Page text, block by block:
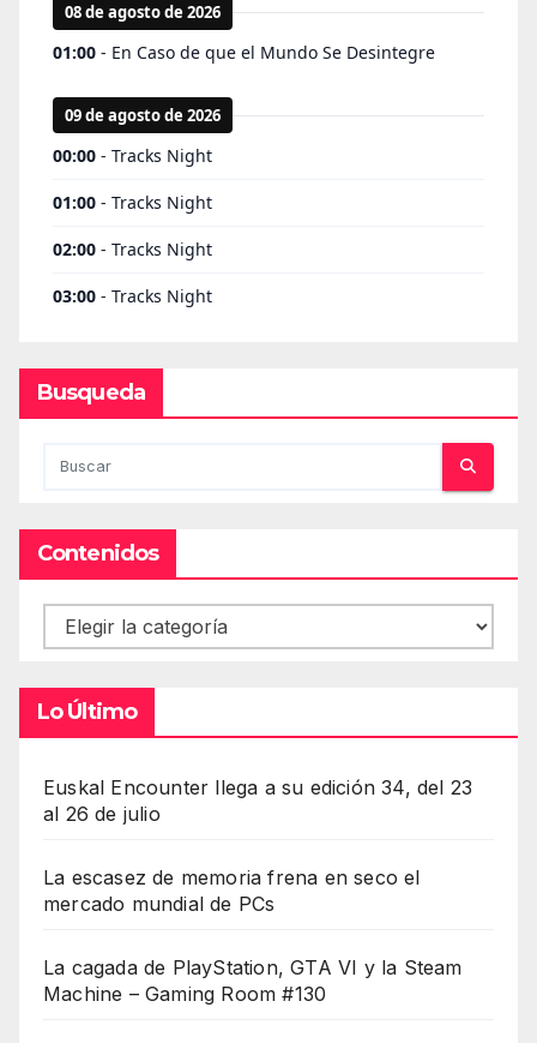
Busqueda
Contenidos
Contenidos
Lo Último
Euskal Encounter llega a su edición 34, del 23
al 26 de julio
La escasez de memoria frena en seco el
mercado mundial de PCs
La cagada de PlayStation, GTA VI y la Steam
Machine – Gaming Room #130